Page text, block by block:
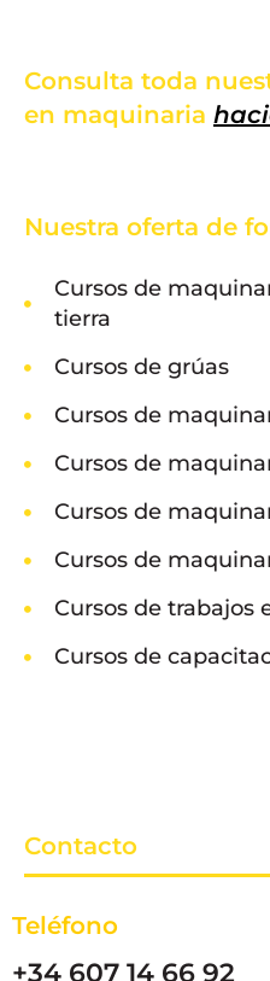
Consulta toda
en maquinaria
Nuestra oferta de
Cursos de
tierra
Cursos de grúas
Cursos de
Cursos de
Cursos de
Cursos de
Cursos de trabajos
Cursos de
Contacto
Teléfono
+34 607 14 66 92